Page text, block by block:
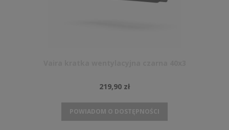
219,90 zł
POWIADOM O DOSTĘPNOŚCI